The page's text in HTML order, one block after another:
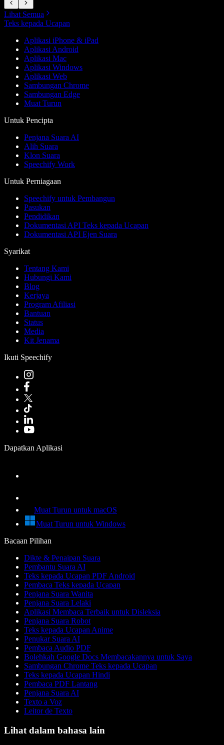
Lihat Semua
Teks kepada Ucapan
Aplikasi iPhone & iPad
Aplikasi Android
Aplikasi Mac
Aplikasi Windows
Aplikasi Web
Sambungan Chrome
Sambungan Edge
Muat Turun
Untuk Pencipta
Penjana Suara AI
Alih Suara
Klon Suara
Speechify Work
Untuk Perniagaan
Speechify untuk Pembangun
Pasukan
Pendidikan
Dokumentasi API Teks kepada Ucapan
Dokumentasi API Ejen Suara
Syarikat
Tentang Kami
Hubungi Kami
Blog
Kerjaya
Program Afiliasi
Bantuan
Status
Media
Kit Jenama
Ikuti Speechify
Dapatkan Aplikasi
Muat Turun untuk macOS
Muat Turun untuk Windows
Bacaan Pilihan
Dikte & Penaipan Suara
Pembantu Suara AI
Teks kepada Ucapan PDF Android
Pembaca Teks kepada Ucapan
Penjana Suara Wanita
Penjana Suara Lelaki
Aplikasi Membaca Terbaik untuk Disleksia
Penjana Suara Robot
Teks kepada Ucapan Anime
Penukar Suara AI
Pembaca Audio PDF
Bolehkah Google Docs Membacakannya untuk Saya
Sambungan Chrome Teks kepada Ucapan
Teks kepada Ucapan Hindi
Pembaca PDF Lantang
Penjana Suara AI
Texto a Voz
Leitor de Texto
Lihat dalam bahasa lain